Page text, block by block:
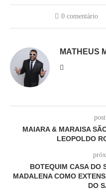
0 comentário
MATHEUS
MAIARA & MARAISA
LEOPOLDO
BOTEQUIM CASA DO
MADALENA COMO
DO